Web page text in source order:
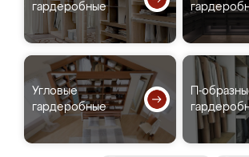
гардеробные
Угловые
гардеробные
П-